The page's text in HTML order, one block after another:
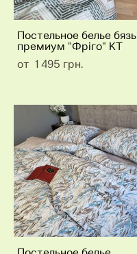
Постельное белье бязь
премиум "Фріго" КТ
от 1 495 грн.